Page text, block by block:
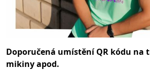
Doporučená umístění QR kódu na
mikiny apod.